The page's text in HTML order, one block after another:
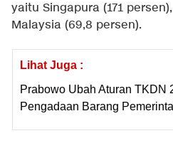
yaitu Singapura (171
Malaysia (69,8 persen).
Lihat Juga :
Prabowo Ubah Aturan TKDN
Pengadaan Barang